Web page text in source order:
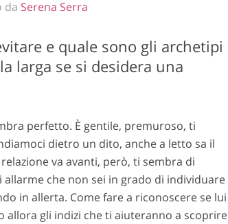
da Serena Serra
e quale sono gli archetipi
larga se si desidera una
perfetto. È gentile, premuroso, ti
dietro un dito, anche a letto sa il
va avanti, però, ti sembra di
che non sei in grado di individuare
in allerta. Come fare a riconoscere se lui
allora gli indizi che ti aiuteranno a scoprire